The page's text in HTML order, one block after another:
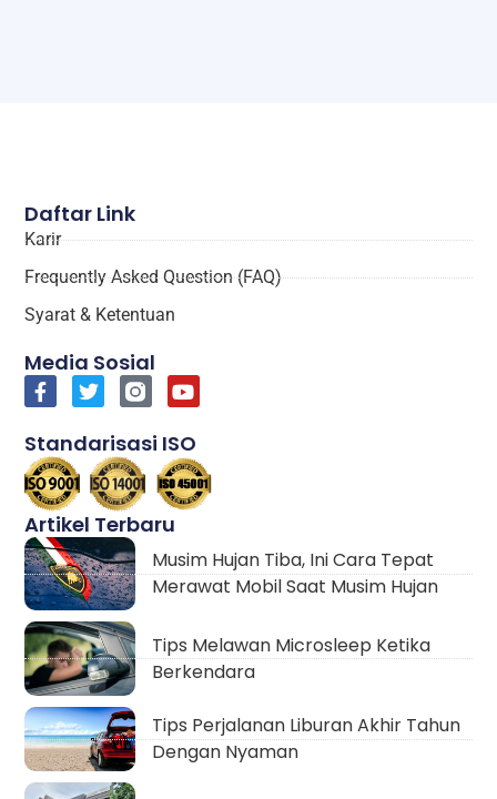
Artikel Terbaru
Musim Hujan Tiba, Ini Cara Tepat
Merawat Mobil Saat Musim Hujan
Tips Melawan Microsleep Ketika
Berkendara
Tips Perjalanan Liburan Akhir Tahun
Dengan Nyaman
Daftar Link
Karir
Frequently Asked Question (FAQ)
Syarat & Ketentuan
Media Sosial
Standarisasi ISO